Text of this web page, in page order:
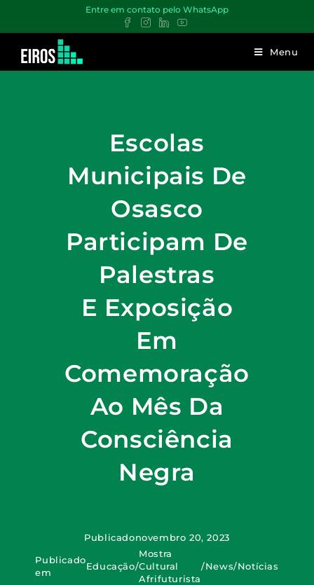
Entre em contato pelo WhatsApp
Menu
Escolas
Municipais De
Osasco
Participam De
Palestras
E Exposição
Em
Comemoração
Ao Mês Da
Consciência
Negra
Publicadonovembro 20, 2023
Publicado
em
Educação/
Mostra
Cultural
Afrifuturista
/News/Notícias